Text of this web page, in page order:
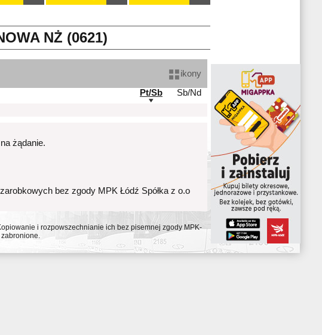
NŻ (0621)
ikony
Pt/Sb
Sb/Nd
żądanie.
bez zgody MPK Łódź Spółka z o.o
i rozpowszechnianie ich bez pisemnej zgody MPK-
zabronione.